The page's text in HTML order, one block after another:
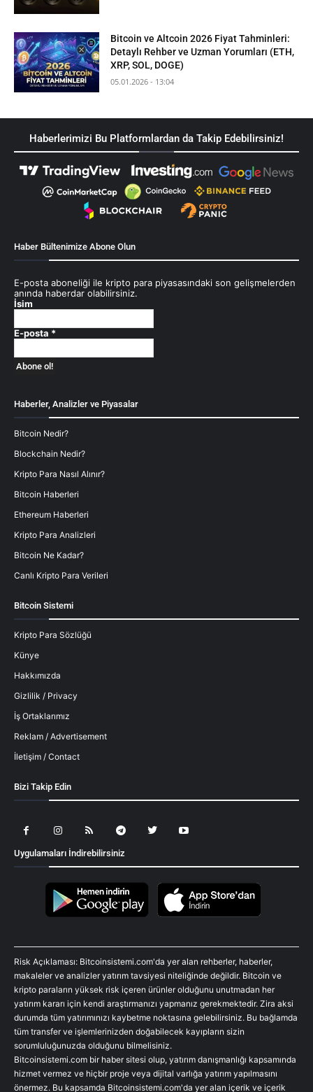
Bitcoin ve Altcoin 2026 Fiyat Tahminleri:
Detaylı Rehber ve Uzman Yorumları (ETH,
XRP, SOL, DOGE)
05.01.2026 - 13:04
Haberlerimizi Bu Platformlardan da Takip Edebilirsiniz!
Haber Bültenimize Abone Olun
E-posta aboneliği ile kripto para piyasasındaki son gelişmelerden
anında haberdar olabilirsiniz.
İsim
E-posta *
Haberler, Analizler ve Piyasalar
Bitcoin Nedir?
Blockchain Nedir?
Kripto Para Nasıl Alınır?
Bitcoin Haberleri
Ethereum Haberleri
Kripto Para Analizleri
Bitcoin Ne Kadar?
Canlı Kripto Para Verileri
Bitcoin Sistemi
Kripto Para Sözlüğü
Künye
Hakkımızda
Gizlilik / Privacy
İş Ortaklarımız
Reklam / Advertisement
İletişim / Contact
Bizi Takip Edin
Uygulamaları İndirebilirsiniz
Risk Açıklaması: Bitcoinsistemi.com'da yer alan rehberler, haberler,
makaleler ve analizler yatırım tavsiyesi niteliğinde değildir. Bitcoin ve
kripto paraların yüksek risk içeren ürünler olduğunu unutmadan her
yatırım kararı için kendi araştırmanızı yapmanız gerekmektedir. Zira aksi
durumda tüm yatırımınızı kaybetme noktasına gelebilirsiniz. Bu bağlamda
tüm transfer ve işlemlerinizden doğabilecek kayıpların sizin
sorumluluğunuzda olduğunu bilmelisiniz.
Bitcoinsistemi.com bir haber sitesi olup, yatırım danışmanlığı kapsamında
hizmet vermez ve hiçbir proje veya dijital varlığa yatırım yapılmasını
önermez. Bu kapsamda Bitcoinsistemi.com'da yer alan içerik ve içerik